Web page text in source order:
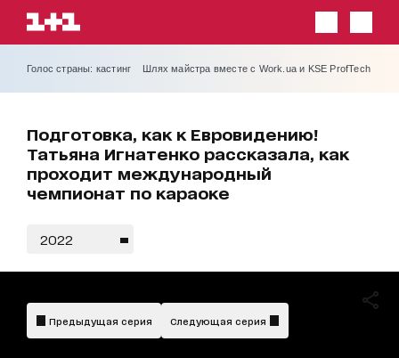
Голос страны: кастинг Шлях майстра вместе с Work.ua и KSE ProfTech
Подготовка, как к Евровидению!
Татьяна Игнатенко рассказала, как
проходит международный
чемпионат по караоке
2022
Предыдущая серия Следующая серия